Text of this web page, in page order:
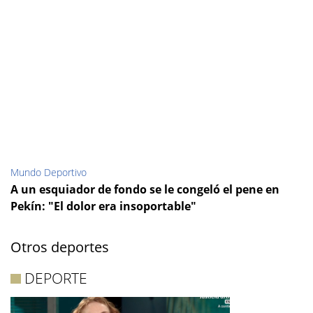
Mundo Deportivo
A un esquiador de fondo se le congeló el pene en
Pekín: "El dolor era insoportable"
Otros deportes
DEPORTE